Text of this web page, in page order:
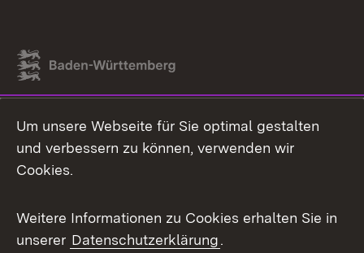
Link zum Landesportal
Um unsere Webseite für Sie optimal gestalten
und verbessern zu können, verwenden wir
Cookies.
Weitere Informationen zu Cookies erhalten Sie in
unserer Datenschutzerklärung.